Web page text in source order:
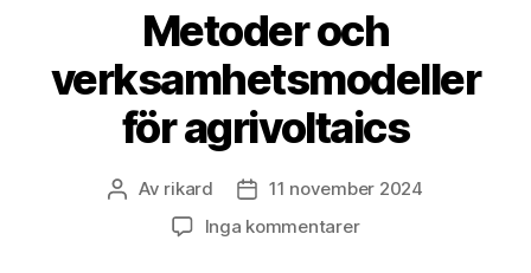
Metoder och
verksamhetsmodeller
för agrivoltaics
Inläggsförfattare
Av rikard Inläggsdatum
11 november 2024
Inga kommentarertill